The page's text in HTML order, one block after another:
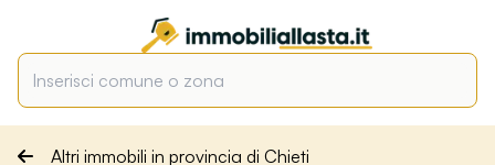
Altri immobili in provincia di Chieti